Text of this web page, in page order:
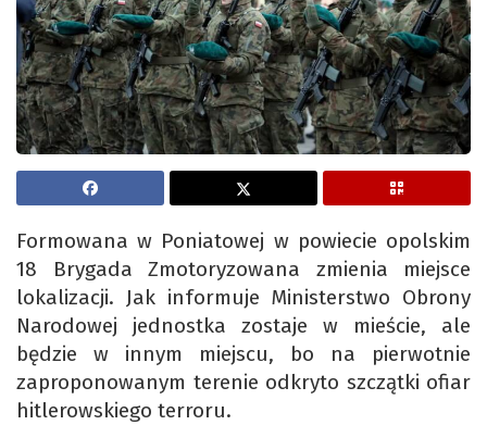
Formowana w Poniatowej w powiecie opolskim
18 Brygada Zmotoryzowana zmienia miejsce
lokalizacji. Jak informuje Ministerstwo Obrony
Narodowej jednostka zostaje w mieście, ale
będzie w innym miejscu, bo na pierwotnie
zaproponowanym terenie odkryto szczątki ofiar
hitlerowskiego terroru.